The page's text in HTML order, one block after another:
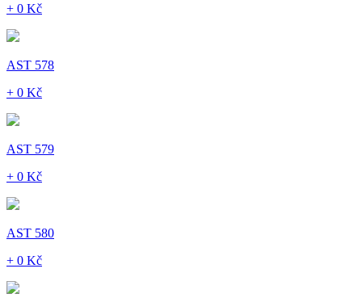
+ 0 Kč
AST 578
+ 0 Kč
AST 579
+ 0 Kč
AST 580
+ 0 Kč